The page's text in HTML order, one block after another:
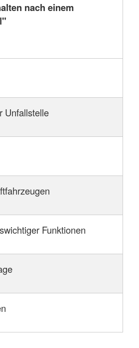
nach einem
Unfallstelle
Funktionen